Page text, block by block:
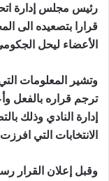
رئيس مجلس إدارة
قرارا بتصعيده الى
الأعضاء ليحل
وتشير المعلومات
ترجم قراره بالفعل
إدارة النادي وذلك
الانتخابات التي
وقبل إعلان القرار